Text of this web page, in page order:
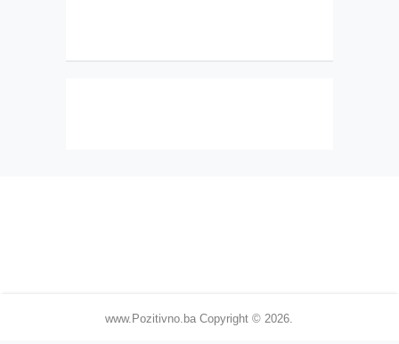
www.Pozitivno.ba Copyright © 2026.